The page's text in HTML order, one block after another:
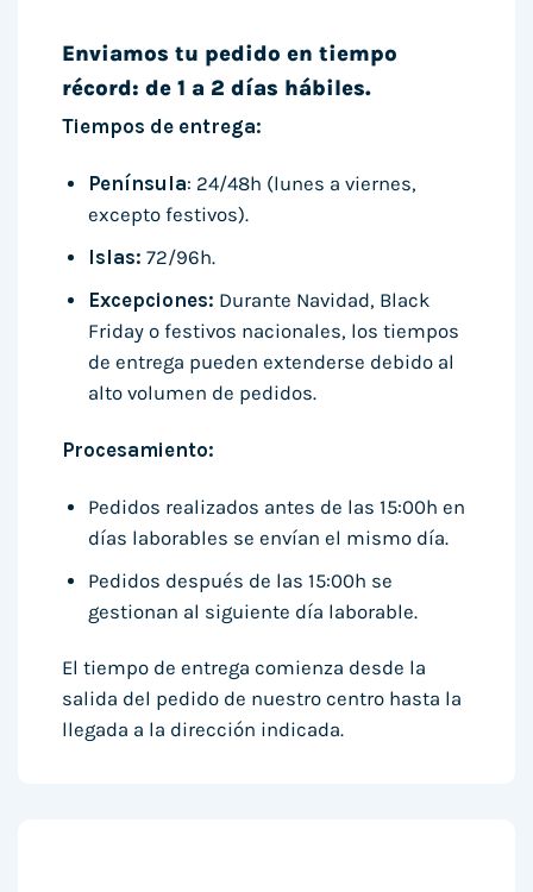
Enviamos tu pedido en tiempo
récord: de 1 a 2 días hábiles.
Tiempos de entrega:
Península: 24/48h (lunes a viernes,
excepto festivos).
Islas: 72/96h.
Excepciones: Durante Navidad, Black
Friday o festivos nacionales, los tiempos
de entrega pueden extenderse debido al
alto volumen de pedidos.
Procesamiento:
Pedidos realizados antes de las 15:00h en
días laborables se envían el mismo día.
Pedidos después de las 15:00h se
gestionan al siguiente día laborable.
El tiempo de entrega comienza desde la
salida del pedido de nuestro centro hasta la
llegada a la dirección indicada.